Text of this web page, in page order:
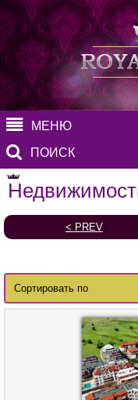
МЕНЮ
ПОИСК
< PREV